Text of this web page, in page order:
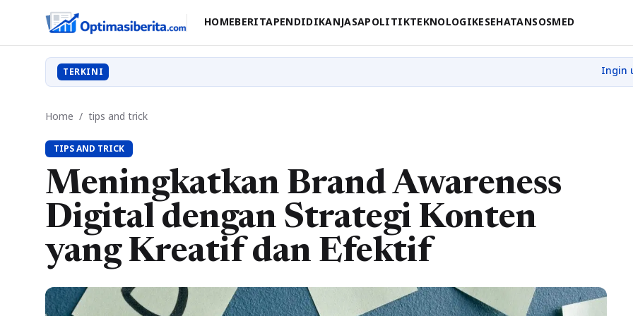
HOMEBERITAPENDIDIKANJASAPOLITIKTEKNOLOGIKESEHATANSOSMED
TERKINI
Home / tips and trick
TIPS AND TRICK
Meningkatkan Brand Awareness
Digital dengan Strategi Konten
yang Kreatif dan Efektif